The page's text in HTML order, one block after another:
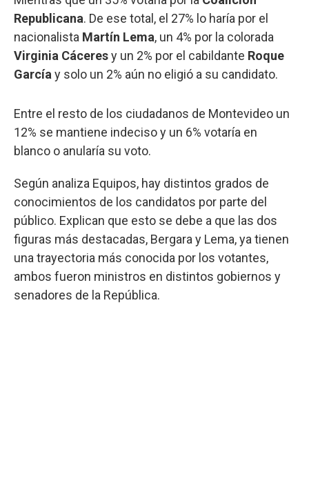
Republicana. De ese total, el 27% lo haría por el
nacionalista Martín Lema, un 4% por la colorada
Virginia Cáceresy un 2% por el cabildante Roque
García y solo un 2% aún no eligió a su candidato.
Entre el resto de los ciudadanos de Montevideo un
12% se mantiene indeciso y un 6% votaría en
blanco o anularía su voto.
Según analiza Equipos, hay distintos grados de
conocimientos de los candidatos por parte del
público. Explican que esto se debe a que las dos
figuras más destacadas, Bergara y Lema, ya tienen
una trayectoria más conocida por los votantes,
ambos fueron ministros en distintos gobiernos y
senadores de la República.